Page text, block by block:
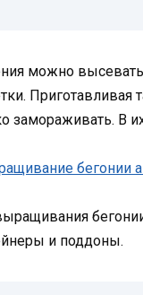
можно
замораживать. В
и поддоны.